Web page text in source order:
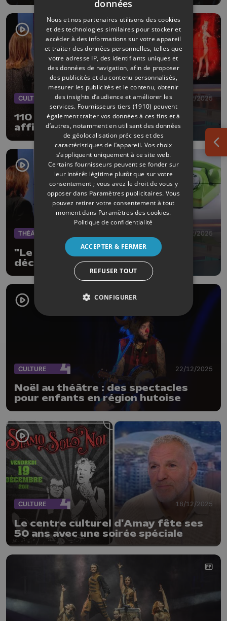
CULTURE 31/12/2025
110 ans la revue ! Le Trocadéro
affiche complet pour le réveillon
THÉÂTRE 29/12/2025
"Le dîner de cons" pour le 31
décembre
CULTURE 22/12/2025
Noël au théâtre : des spectacles
pour enfants en région hutoise
CULTURE 18/12/2025
Le centre culturel d'Amay fête ses
50 ans avec une soirée spéciale
données
Nous et nos partenaires utilisons des cookies
et des technologies similaires pour stocker et
accéder à des informations sur votre appareil
et traiter des données personnelles, telles que
votre adresse IP, des identifiants uniques et
des données de navigation, afin de proposer
des publicités et du contenu personnalisés,
mesurer les publicités et le contenu, obtenir
des insights d’audience et améliorer les
services. Fournisseurs tiers (1910) peuvent
également traiter vos données à ces fins et à
d’autres, notamment en utilisant des données
de géolocalisation précises et des
caractéristiques de l’appareil. Vos choix
s’appliquent uniquement à ce site web.
Certains fournisseurs peuvent se fonder sur
leur intérêt légitime plutôt que sur votre
consentement ; vous avez le droit de vous y
opposer dans Paramètres publicitaires. Vous
pouvez retirer votre consentement à tout
moment dans Paramètres des cookies.
Politique de confidentialité
ACCEPTER & FERMER
REFUSER TOUT
CONFIGURER